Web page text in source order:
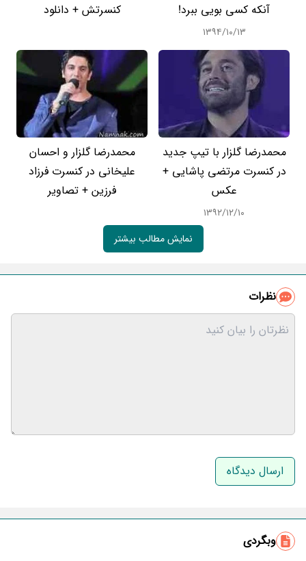
آنکه کسی بویی ببرد!
۱۳۹۴/۱۰/۱۳
کنسرتش + دانلود
محمدرضا گلزار با تیپ جدید
در کنسرت مرتضی پاشایی +
عکس
۱۳۹۲/۱۲/۱۰
محمدرضا گلزار و احسان
علیخانی در کنسرت فرزاد
فرزین + تصاویر
نمایش مطالب بیشتر
نظرات
نام و نام خانوادگی
وبگردی